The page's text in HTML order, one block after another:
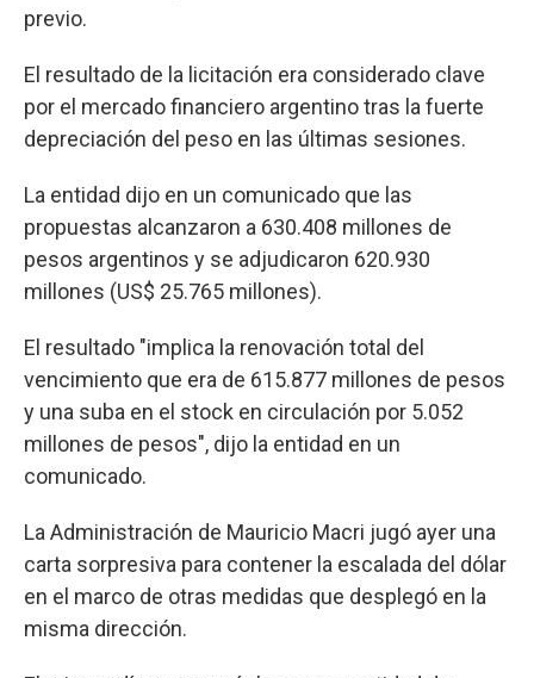
previo.
El resultado de la licitación era considerado clave
por el mercado financiero argentino tras la fuerte
depreciación del peso en las últimas sesiones.
La entidad dijo en un comunicado que las
propuestas alcanzaron a 630.408 millones de
pesos argentinos y se adjudicaron 620.930
millones (US$ 25.765 millones).
El resultado "implica la renovación total del
vencimiento que era de 615.877 millones de pesos
y una suba en el stock en circulación por 5.052
millones de pesos", dijo la entidad en un
comunicado.
La Administración de Mauricio Macri jugó ayer una
carta sorpresiva para contener la escalada del dólar
en el marco de otras medidas que desplegó en la
misma dirección.